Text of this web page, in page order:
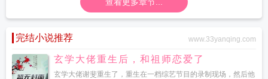
完结小说推荐 www.33yanqing.com
玄学大佬重生后，和祖师恋爱了
玄学大佬谢斐重生了，重生在一档综艺节目的录制现场，然后他